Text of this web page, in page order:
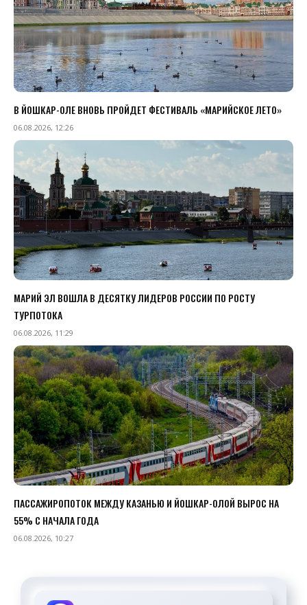
В ЙОШКАР-ОЛЕ ВНОВЬ ПРОЙДЕТ ФЕСТИВАЛЬ «МАРИЙСКОЕ ЛЕТО»
06.08.2026, 12:26
МАРИЙ ЭЛ ВОШЛА В ДЕСЯТКУ ЛИДЕРОВ РОССИИ ПО РОСТУ
ТУРПОТОКА
06.08.2026, 11:29
ПАССАЖИРОПОТОК МЕЖДУ КАЗАНЬЮ И ЙОШКАР-ОЛОЙ ВЫРОС НА
55% С НАЧАЛА ГОДА
06.08.2026, 10:27